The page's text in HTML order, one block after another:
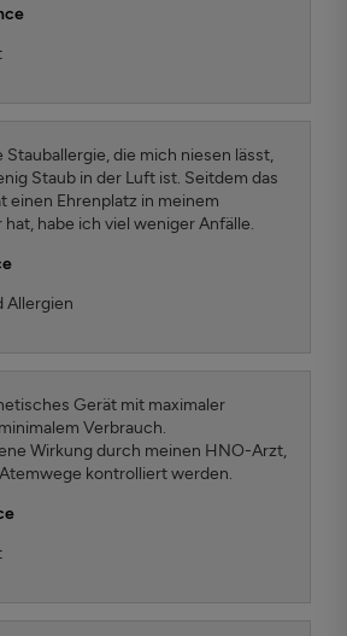
Stauballergie, die mich niesen lässt,
Staub in der Luft ist. Seitdem das
einen Ehrenplatz in meinem
habe ich viel weniger Anfälle.
Allergien
Gerät mit maximaler
Verbrauch.
Wirkung durch meinen HNO-Arzt,
kontrolliert werden.